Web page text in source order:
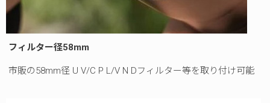
フィルター径58mm
市販の58mm径 U V/C P L/V N Dフィルター等を取り付け可能